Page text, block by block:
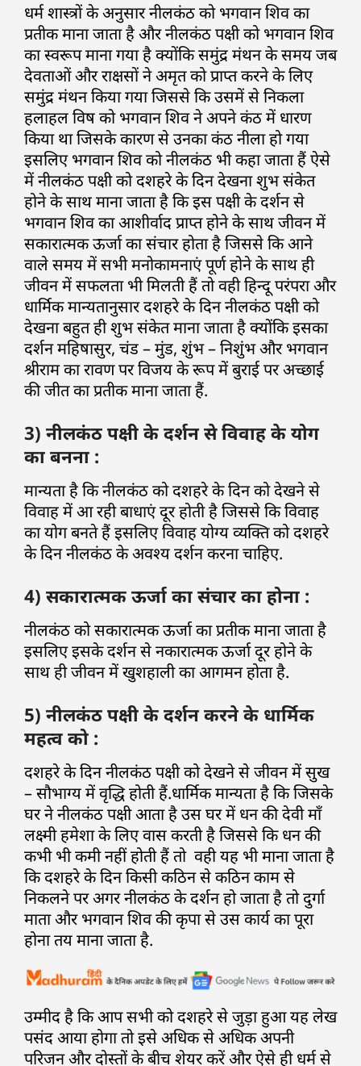
धर्म शास्त्रों के अनुसार नीलकंठ को भगवान शिव का
प्रतीक माना जाता है और नीलकंठ पक्षी को भगवान शिव
का स्वरूप माना गया है क्योंकि समुंद्र मंथन के समय जब
देवताओं और राक्षसों ने अमृत को प्राप्त करने के लिए
समुंद्र मंथन किया गया जिससे कि उसमें से निकला
हलाहल विष को भगवान शिव ने अपने कंठ में धारण
किया था जिसके कारण से उनका कंठ नीला हो गया
इसलिए भगवान शिव को नीलकंठ भी कहा जाता हैं ऐसे
में नीलकंठ पक्षी को दशहरे के दिन देखना शुभ संकेत
होने के साथ माना जाता है कि इस पक्षी के दर्शन से
भगवान शिव का आशीर्वाद प्राप्त होने के साथ जीवन में
सकारात्मक ऊर्जा का संचार होता है जिससे कि आने
वाले समय में सभी मनोकामनाएं पूर्ण होने के साथ ही
जीवन में सफलता भी मिलती हैं तो वही हिन्दू परंपरा और
धार्मिक मान्यतानुसार दशहरे के दिन नीलकंठ पक्षी को
देखना बहुत ही शुभ संकेत माना जाता है क्योंकि इसका
दर्शन महिषासुर, चंड – मुंड, शुंभ – निशुंभ और भगवान
श्रीराम का रावण पर विजय के रूप में बुराई पर अच्छाई
की जीत का प्रतीक माना जाता हैं.
3) नीलकंठ पक्षी के दर्शन से विवाह के योग
का बनना :
मान्यता है कि नीलकंठ को दशहरे के दिन को देखने से
विवाह में आ रही बाधाएं दूर होती है जिससे कि विवाह
का योग बनते हैं इसलिए विवाह योग्य व्यक्ति को दशहरे
के दिन नीलकंठ के अवश्य दर्शन करना चाहिए.
4) सकारात्मक ऊर्जा का संचार का होना :
नीलकंठ को सकारात्मक ऊर्जा का प्रतीक माना जाता है
इसलिए इसके दर्शन से नकारात्मक ऊर्जा दूर होने के
साथ ही जीवन में खुशहाली का आगमन होता है.
5) नीलकंठ पक्षी के दर्शन करने के धार्मिक
महत्व को :
दशहरे के दिन नीलकंठ पक्षी को देखने से जीवन में सुख
– सौभाग्य में वृद्धि होती हैं.धार्मिक मान्यता है कि जिसके
घर ने नीलकंठ पक्षी आता है उस घर में धन की देवी माँ
लक्ष्मी हमेशा के लिए वास करती है जिससे कि धन की
कभी भी कमी नहीं होती हैं तो वही यह भी माना जाता है
कि दशहरे के दिन किसी कठिन से कठिन काम से
निकलने पर अगर नीलकंठ के दर्शन हो जाता है तो दुर्गा
माता और भगवान शिव की कृपा से उस कार्य का पूरा
होना तय माना जाता है.
उम्मीद है कि आप सभी को दशहरे से जुड़ा हुआ यह लेख
पसंद आया होगा तो इसे अधिक से अधिक अपनी
परिजन और दोस्तों के बीच शेयर करें और ऐसे ही धर्म से